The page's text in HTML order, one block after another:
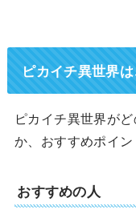
ピカイチ異世界
ピカイチ異世界が
か、おすすめポイン
おすすめの人